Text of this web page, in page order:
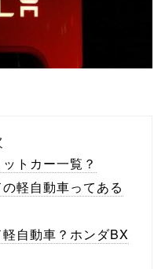
トカー一覧？
軽自動車ってある
自動車？ホンダBX